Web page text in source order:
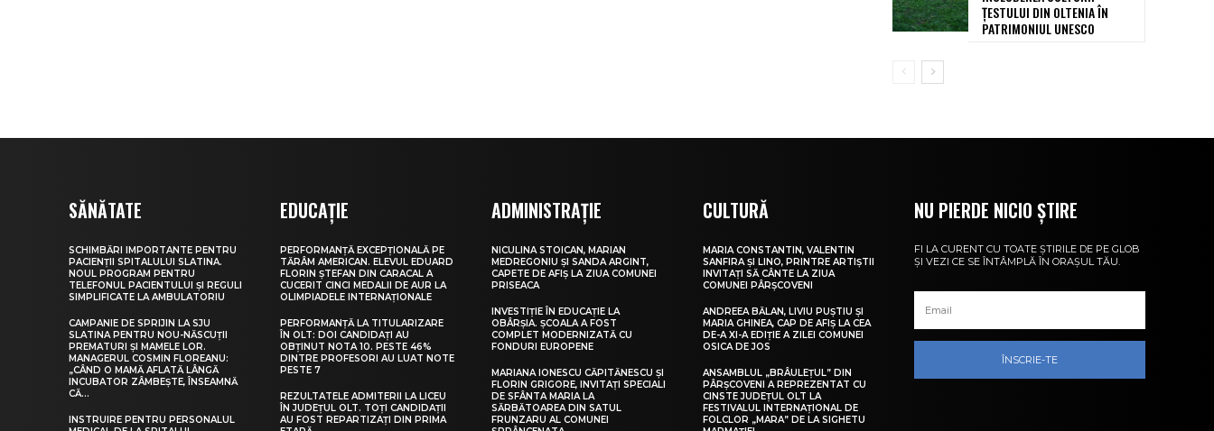
ȚESTULUI DIN OLTENIA ÎN
PATRIMONIUL UNESCO
SĂNĂTATE
SCHIMBĂRI IMPORTANTE PENTRU
PACIENȚII SPITALULUI SLATINA.
NOUL PROGRAM PENTRU
TELEFONUL PACIENTULUI ȘI REGULI
SIMPLIFICATE LA AMBULATORIU
CAMPANIE DE SPRIJIN LA SJU
SLATINA PENTRU NOU-NĂSCUȚII
PREMATURI ȘI MAMELE LOR.
MANAGERUL COSMIN FLOREANU:
„CÂND O MAMĂ AFLATĂ LÂNGĂ
INCUBATOR ZÂMBEȘTE, ÎNSEAMNĂ
CĂ...
INSTRUIRE PENTRU PERSONALUL
EDUCAȚIE
PERFORMANȚĂ EXCEPȚIONALĂ PE
TĂRÂM AMERICAN. ELEVUL EDUARD
FLORIN ȘTEFAN DIN CARACAL A
CUCERIT CINCI MEDALII DE AUR LA
OLIMPIADELE INTERNAȚIONALE
PERFORMANȚĂ LA TITULARIZARE
ÎN OLT: DOI CANDIDAȚI AU
OBȚINUT NOTA 10. PESTE 46%
DINTRE PROFESORI AU LUAT NOTE
PESTE 7
REZULTATELE ADMITERII LA LICEU
ÎN JUDEȚUL OLT. TOȚI CANDIDAȚII
AU FOST REPARTIZAȚI DIN PRIMA
ADMINISTRAȚIE
NICULINA STOICAN, MARIAN
MEDREGONIU ȘI SANDA ARGINT,
CAPETE DE AFIȘ LA ZIUA COMUNEI
PRISEACA
INVESTIȚIE ÎN EDUCAȚIE LA
OBÂRȘIA. ȘCOALA A FOST
COMPLET MODERNIZATĂ CU
FONDURI EUROPENE
MARIANA IONESCU CĂPITĂNESCU ȘI
FLORIN GRIGORE, INVITAȚI SPECIALI
DE SFÂNTA MARIA LA
SĂRBĂTOAREA DIN SATUL
FRUNZARU AL COMUNEI
CULTURĂ
MARIA CONSTANTIN, VALENTIN
SANFIRA ȘI LINO, PRINTRE ARTIȘTII
INVITAȚI SĂ CÂNTE LA ZIUA
COMUNEI PÂRȘCOVENI
ANDREEA BĂLAN, LIVIU PUȘTIU ȘI
MARIA GHINEA, CAP DE AFIȘ LA CEA
DE-A XI-A EDIȚIE A ZILEI COMUNEI
OSICA DE JOS
ANSAMBLUL „BRÂULEȚUL” DIN
PÂRȘCOVENI A REPREZENTAT CU
CINSTE JUDEȚUL OLT LA
FESTIVALUL INTERNAȚIONAL DE
FOLCLOR „MARA” DE LA SIGHETU
NU PIERDE NICIO ȘTIRE
FI LA CURENT CU TOATE ȘTIRILE DE PE GLOB
ȘI VEZI CE SE ÎNTÂMPLĂ ÎN ORAȘUL TĂU.
ÎNSCRIE-TE